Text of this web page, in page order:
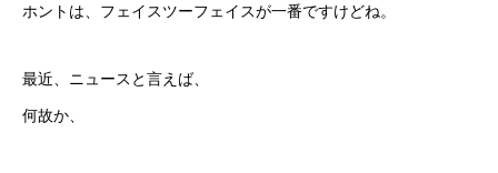
ホントは、フェイスツーフェイスが一番ですけどね。
最近、ニュースと言えば、
何故か、